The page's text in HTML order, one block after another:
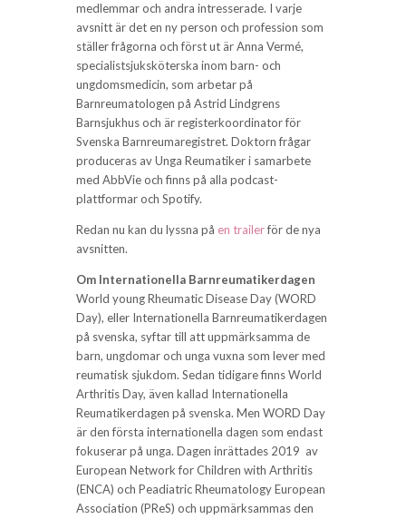
medlemmar och andra intresserade. I varje
avsnitt är det en ny person och profession som
ställer frågorna och först ut är Anna Vermé,
specialistsjuksköterska inom barn- och
ungdomsmedicin, som arbetar på
Barnreumatologen på Astrid Lindgrens
Barnsjukhus och är registerkoordinator för
Svenska Barnreumaregistret. Doktorn frågar
produceras av Unga Reumatiker i samarbete
med AbbVie och finns på alla podcast-
plattformar och Spotify.
Redan nu kan du lyssna på en trailerför de nya
avsnitten.
Om Internationella Barnreumatikerdagen
World young Rheumatic Disease Day (WORD
Day), eller Internationella Barnreumatikerdagen
på svenska, syftar till att uppmärksamma de
barn, ungdomar och unga vuxna som lever med
reumatisk sjukdom. Sedan tidigare finns World
Arthritis Day, även kallad Internationella
Reumatikerdagen på svenska. Men WORD Day
är den första internationella dagen som endast
fokuserar på unga. Dagen inrättades 2019 av
European Network for Children with Arthritis
(ENCA) och Peadiatric Rheumatology European
Association (PReS) och uppmärksammas den